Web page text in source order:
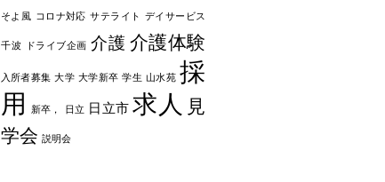
そよ風 コロナ対応 サテライト デイサービス
千波 ドライブ企画 介護 介護体験
入所者募集 大学 大学新卒 学生 山水苑 採
用
新卒， 日立 日立市 求人 見
学会 説明会